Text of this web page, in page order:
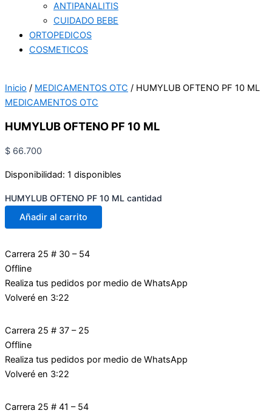
ANTIPANALITIS
CUIDADO BEBE
ORTOPEDICOS
COSMETICOS
Inicio / MEDICAMENTOS OTC / HUMYLUB OFTENO PF 10 ML
MEDICAMENTOS OTC
HUMYLUB OFTENO PF 10 ML
$ 66.700
Disponibilidad: 1 disponibles
HUMYLUB OFTENO PF 10 ML cantidad
Añadir al carrito
Carrera 25 # 30 – 54
Offline
Realiza tus pedidos por medio de WhatsApp
Volveré en 3:22
Carrera 25 # 37 – 25
Offline
Realiza tus pedidos por medio de WhatsApp
Volveré en 3:22
Carrera 25 # 41 – 54